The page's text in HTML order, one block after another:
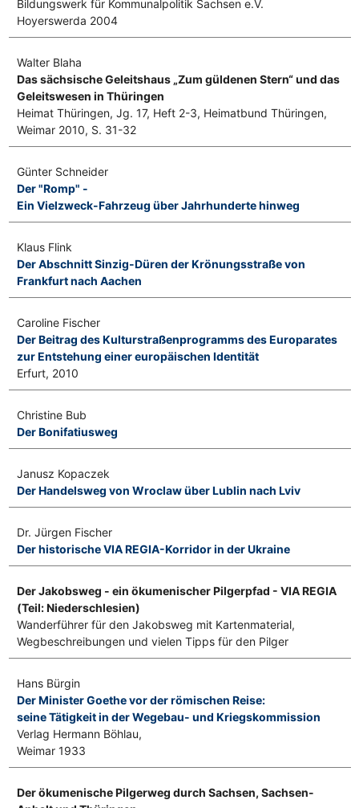
Bildungswerk für Kommunalpolitik Sachsen e.V.
Hoyerswerda 2004
Walter Blaha
Das sächsische Geleitshaus „Zum güldenen Stern“ und das
Geleitswesen in Thüringen
Heimat Thüringen, Jg. 17, Heft 2-3, Heimatbund Thüringen,
Weimar 2010, S. 31-32
Günter Schneider
Der "Romp" -
Ein Vielzweck-Fahrzeug über Jahrhunderte hinweg
Klaus Flink
Der Abschnitt Sinzig-Düren der Krönungsstraße von
Frankfurt nach Aachen
Caroline Fischer
Der Beitrag des Kulturstraßenprogramms des Europarates
zur Entstehung einer europäischen Identität
Erfurt, 2010
Christine Bub
Der Bonifatiusweg
Janusz Kopaczek
Der Handelsweg von Wroclaw über Lublin nach Lviv
Dr. Jürgen Fischer
Der historische VIA REGIA-Korridor in der Ukraine
Der Jakobsweg - ein ökumenischer Pilgerpfad - VIA REGIA
(Teil: Niederschlesien)
Wanderführer für den Jakobsweg mit Kartenmaterial,
Wegbeschreibungen und vielen Tipps für den Pilger
Hans Bürgin
Der Minister Goethe vor der römischen Reise:
seine Tätigkeit in der Wegebau- und Kriegskommission
Verlag Hermann Böhlau,
Weimar 1933
Der ökumenische Pilgerweg durch Sachsen, Sachsen-